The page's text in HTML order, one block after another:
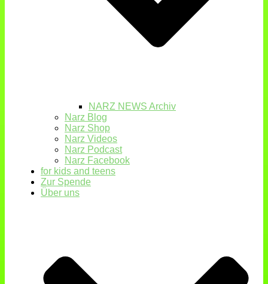
NARZ NEWS Archiv
Narz Blog
Narz Shop
Narz Videos
Narz Podcast
Narz Facebook
for kids and teens
Zur Spende
Über uns